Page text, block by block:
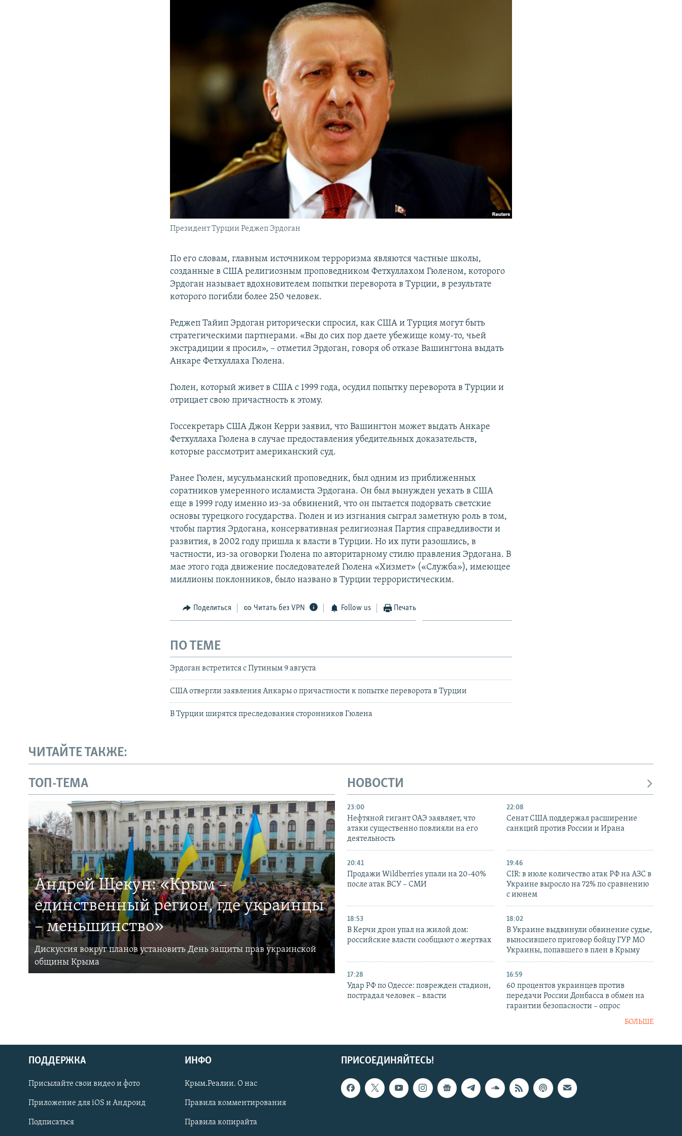
Українською
Qırımtatar
ПРИСОЕДИНЯЙТЕСЬ!
Президент Турции Реджеп Эрдоган
По его словам, главным источником терроризма являются частные школы,
созданные в США религиозным проповедником Фетхуллахом Гюленом, которого
Эрдоган называет вдохновителем попытки переворота в Турции, в результате
которого погибли более 250 человек.
Реджеп Тайип Эрдоган риторически спросил, как США и Турция могут быть
стратегическими партнерами. «Вы до сих пор даете убежище кому-то, чьей
экстрадиции я просил», – отметил Эрдоган, говоря об отказе Вашингтона выдать
Анкаре Фетхуллаха Гюлена.
Гюлен, который живет в США с 1999 года, осудил попытку переворота в Турции и
отрицает свою причастность к этому.
Госсекретарь США Джон Керри заявил, что Вашингтон может выдать Анкаре
Фетхуллаха Гюлена в случае предоставления убедительных доказательств,
которые рассмотрит американский суд.
Ранее Гюлен, мусульманский проповедник, был одним из приближенных
соратников умеренного исламиста Эрдогана. Он был вынужден уехать в США
еще в 1999 году именно из-за обвинений, что он пытается подорвать светские
основы турецкого государства. Гюлен и из изгнания сыграл заметную роль в том,
чтобы партия Эрдогана, консервативная религиозная Партия справедливости и
развития, в 2002 году пришла к власти в Турции. Но их пути разошлись, в
частности, из-за оговорки Гюлена по авторитарному стилю правления Эрдогана. В
мае этого года движение последователей Гюлена «Хизмет» («Служба»), имеющее
миллионы поклонников, было названо в Турции террористическим.
Поделиться Читать без VPN Follow us Печать
ПО ТЕМЕ
Эрдоган встретится с Путиным 9 августа
США отвергли заявления Анкары о причастности к попытке переворота в Турции
В Турции ширятся преследования сторонников Гюлена
ЧИТАЙТЕ ТАКЖЕ:
ТОП-ТЕМА
Андрей Щекун: «Крым –
единственный регион, где украинцы
– меньшинство»
Дискуссия вокруг планов установить День защиты прав украинской
общины Крыма
НОВОСТИ
23:00
Нефтяной гигант ОАЭ заявляет, что
атаки существенно повлияли на его
деятельность
22:08
Сенат США поддержал расширение
санкций против России и Ирана
20:41
Продажи Wildberries упали на 20-40%
после атак ВСУ – СМИ
19:46
CIR: в июле количество атак РФ на АЗС в
Украине выросло на 72% по сравнению
с июнем
18:53
В Керчи дрон упал на жилой дом:
российские власти сообщают о жертвах
18:02
В Украине выдвинули обвинение судье,
выносившего приговор бойцу ГУР МО
Украины, попавшего в плен в Крыму
17:28
Удар РФ по Одессе: поврежден стадион,
пострадал человек – власти
16:59
60 процентов украинцев против
передачи России Донбасса в обмен на
гарантии безопасности – опрос
БОЛЬШЕ
ПРИСОЕДИНЯЙТЕСЬ!
ПОДДЕРЖКА
Присылайте свои видео и фото
Приложение для iOS и Андроид
Подписаться
ИНФО
Крым.Реалии. О нас
Правила комментирования
Правила копирайта